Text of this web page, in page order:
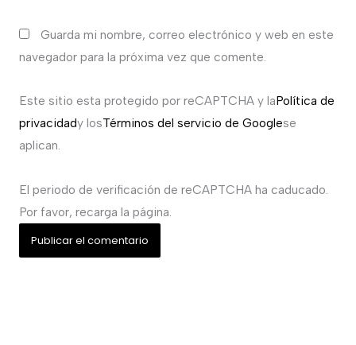
Guarda mi nombre, correo electrónico y web en este
navegador para la próxima vez que comente.
Este sitio esta protegido por reCAPTCHA y laPolítica de
privacidady losTérminos del servicio de Googlese
aplican.
El periodo de verificación de reCAPTCHA ha caducado.
Por favor, recarga la página.